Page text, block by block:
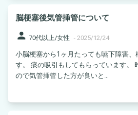
脳梗塞後気管挿管について
person 70代以上/女性 - 2025/12/24
小脳梗塞から1ヶ月たっても嚥下障害、
す。 痰の吸引もしてもらっています。 昨日、呼吸が不安定な
ので気管挿管した方が良いと...